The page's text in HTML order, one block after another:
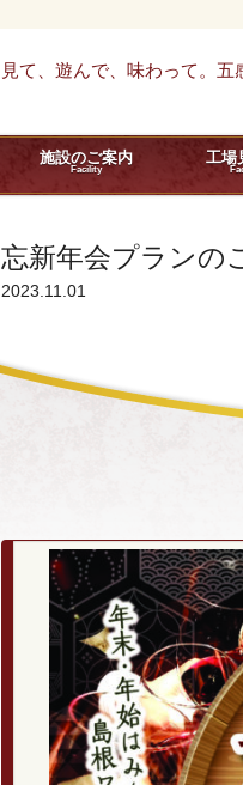
見て、遊んで、味わって。五
施設のご案内
Facility
工場
忘新年会プランの
2023.11.01